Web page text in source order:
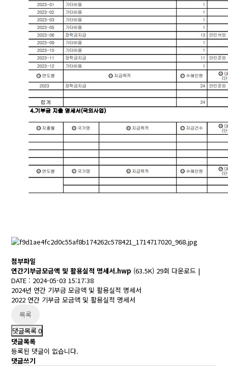
첨부파일
연간기부금모금액 및 활용실적 명세서.hwp (63.5K) 29회 다운로드 |
DATE : 2024-05-03 15:17:38
2024년 연간 기부금 모금액 및 활용실적 명세서
2022 연간 기부금 모금액 및 활용실적 명세서
목록
댓글목록0
댓글목록
등록된 댓글이 없습니다.
댓글쓰기